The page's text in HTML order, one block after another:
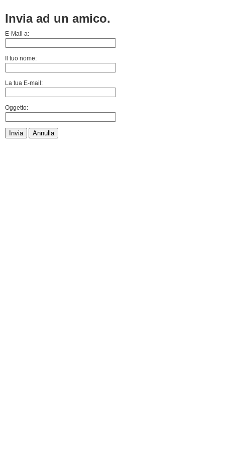
Invia ad un amico.
E-Mail a:
Il tuo nome:
La tua E-mail:
Oggetto:
Invia Annulla